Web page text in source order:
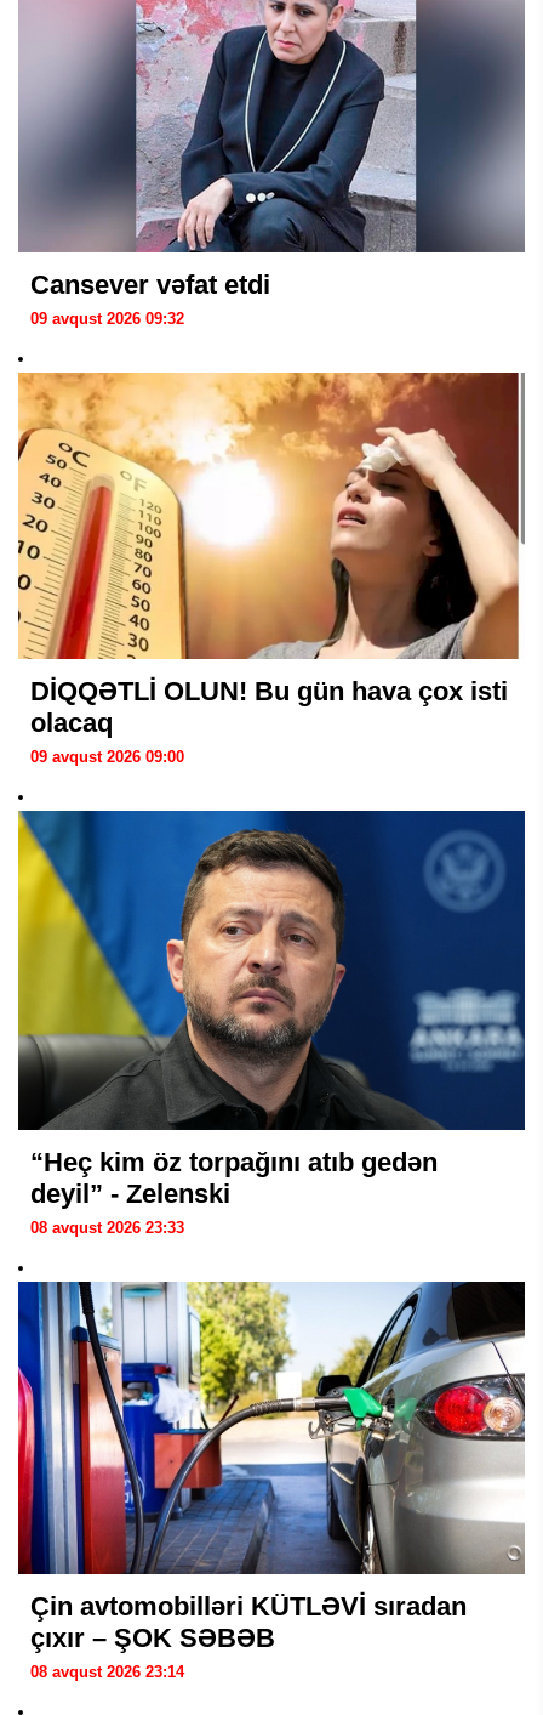
Cansever vəfat etdi
09 avqust 2026 09:32
DİQQƏTLİ OLUN! Bu gün hava çox isti
olacaq
09 avqust 2026 09:00
“Heç kim öz torpağını atıb gedən
deyil” - Zelenski
08 avqust 2026 23:33
Çin avtomobilləri KÜTLƏVİ sıradan
çıxır – ŞOK SƏBƏB
08 avqust 2026 23:14